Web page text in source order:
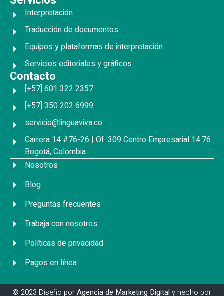
Interpretación
Traducción de documentos
Equipos y plataformas de interpretación
Servicios editoriales y gráficos
Contacto
[+57] 601 322 2357
[+57] 350 202 6999
servicio@linguaviva.co
Carrera 14 #76-26 | Of. 309 Centro Empresarial 14.76
Bogotá, Colombia
Nosotros
Blog
Preguntas frecuentes
Trabaja con nosotros
Políticas de privacidad
Pagos en línea
© 2023 Diseño porAgencia de Marketing Digital y hecho por